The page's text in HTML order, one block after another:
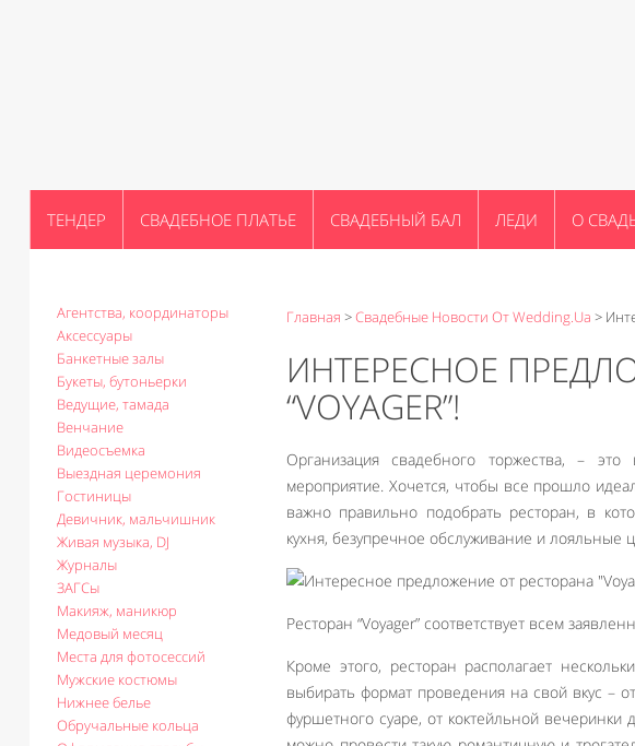
ТЕНДЕР СВАДЕБНОЕ ПЛАТЬЕ СВАДЕБНЫЙ БАЛ ЛЕДИ О
Агентства, координаторы
Аксессуары
Банкетные залы
Букеты, бутоньерки
Ведущие, тамада
Венчание
Видеосъемка
Выездная церемония
Гостиницы
Девичник, мальчишник
Живая музыка, DJ
Журналы
ЗАГСы
Макияж, маникюр
Медовый месяц
Места для фотосессий
Мужские костюмы
Нижнее белье
Обручальные кольца
Главная >Свадебные Новости От Wedding.ua >
ИНТЕРЕСНОЕ
“VOYAGER”!
Организация свадебного торжества, –
мероприятие. Хочется, чтобы все прошло
важно правильно подобрать ресторан, в
кухня, безупречное обслуживание и лояльные
Ресторан “Voyager” соответствует всем
Кроме этого, ресторан располагает
выбирать формат проведения на свой вкус –
фуршетного суаре, от коктейльной